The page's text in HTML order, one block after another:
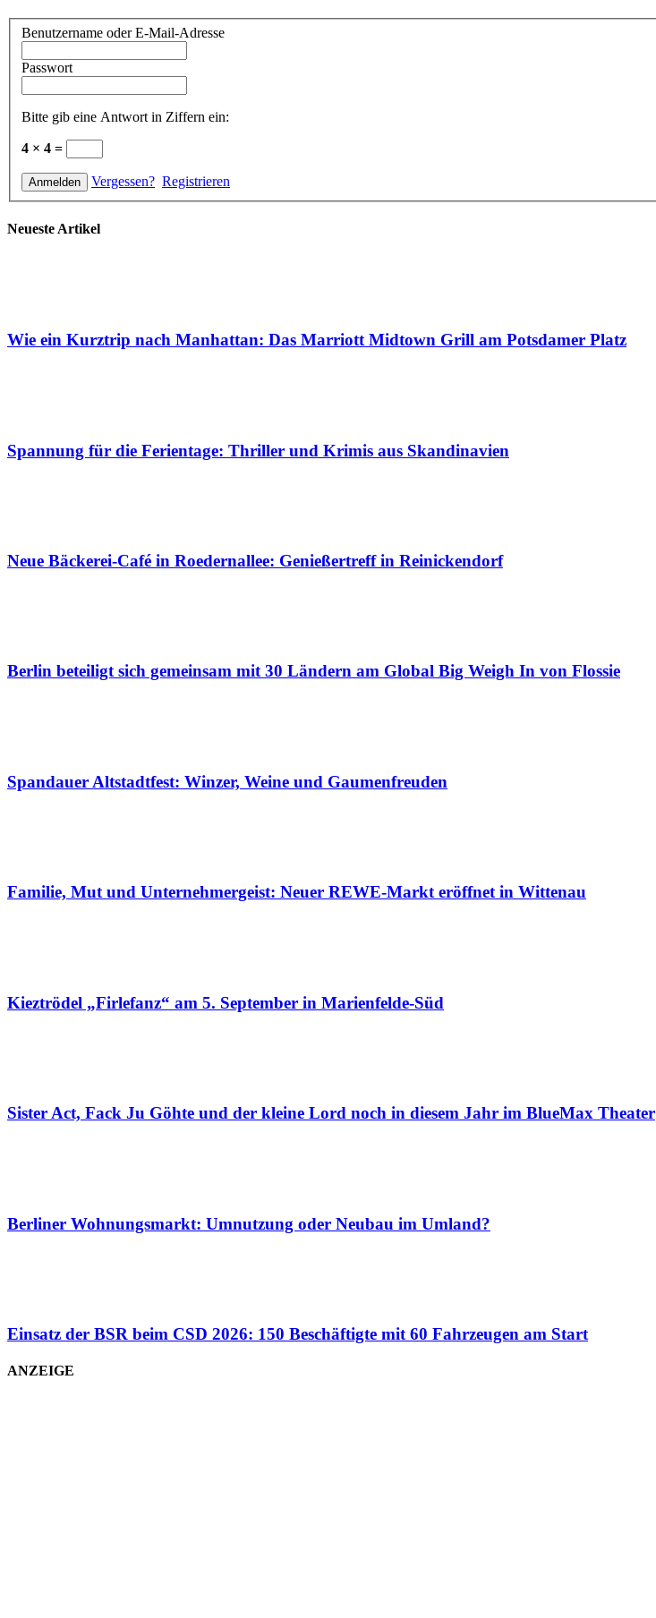
Benutzername oder E-Mail-Adresse
Passwort
Bitte gib eine Antwort in Ziffern ein:
4 × 4 =
Vergessen? Registrieren
Neueste Artikel
Wie ein Kurztrip nach Manhattan: Das Marriott Midtown Grill am Potsdamer Platz
Spannung für die Ferientage: Thriller und Krimis aus Skandinavien
Neue Bäckerei-Café in Roedernallee: Genießertreff in Reinickendorf
Berlin beteiligt sich gemeinsam mit 30 Ländern am Global Big Weigh In von Flossie
Spandauer Altstadtfest: Winzer, Weine und Gaumenfreuden
Familie, Mut und Unternehmergeist: Neuer REWE-Markt eröffnet in Wittenau
Kieztrödel „Firlefanz“ am 5. September in Marienfelde-Süd
Sister Act, Fack Ju Göhte und der kleine Lord noch in diesem Jahr im BlueMax Theater
Berliner Wohnungsmarkt: Umnutzung oder Neubau im Umland?
Einsatz der BSR beim CSD 2026: 150 Beschäftigte mit 60 Fahrzeugen am Start
ANZEIGE